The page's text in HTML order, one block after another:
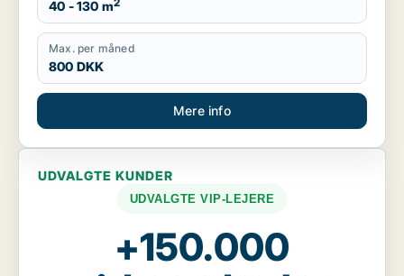
40 - 130 m2
Max. per måned
800 DKK
Mere info
UDVALGTE KUNDER
UDVALGTE VIP-LEJERE
+150.000